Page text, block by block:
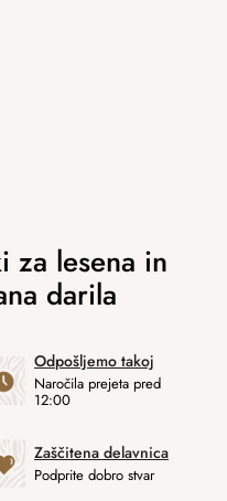
Odpošljemo takoj
Naročila prejeta pred
12:00
Zaščitena delavnica
Podprite dobro stvar